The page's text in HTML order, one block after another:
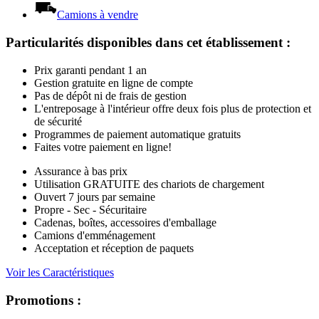
Accessoires de déménagement
Attaches de remorque
Camions à vendre
Particularités disponibles dans cet établissement:
Prix garanti pendant 1 an
Gestion gratuite en ligne de compte
Pas de dépôt ni de frais de gestion
L'entreposage à l'intérieur offre deux fois plus de protection et
de sécurité
Programmes de paiement automatique gratuits
Faites votre paiement en ligne!
Assurance à bas prix
Utilisation GRATUITE des chariots de chargement
Ouvert 7 jours par semaine
Propre - Sec - Sécuritaire
Cadenas, boîtes, accessoires d'emballage
Camions d'emménagement